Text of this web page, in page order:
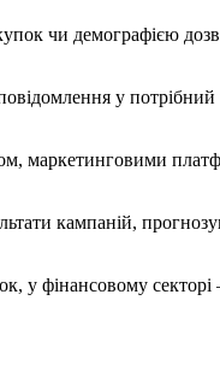
чи демографією
у потрібний
маркетинговими
кампаній,
у фінансовому